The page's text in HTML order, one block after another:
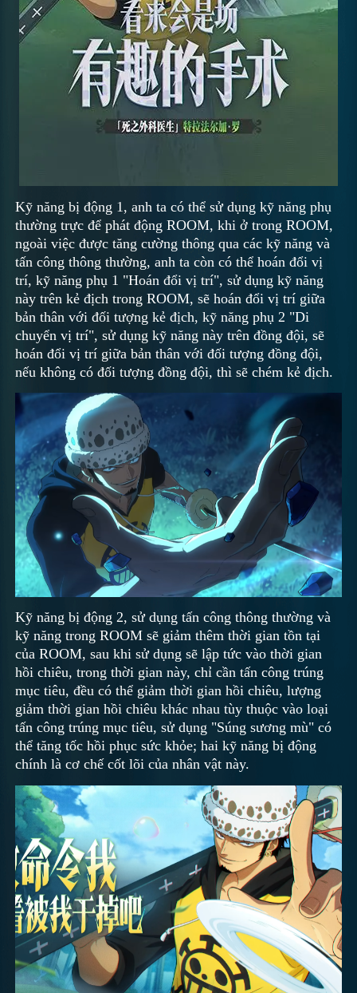
Kỹ năng bị động 1, anh ta có thể sử dụng kỹ năng phụ
thường trực để phát động ROOM, khi ở trong ROOM,
ngoài việc được tăng cường thông qua các kỹ năng và
tấn công thông thường, anh ta còn có thể hoán đổi vị
trí, kỹ năng phụ 1 "Hoán đổi vị trí", sử dụng kỹ năng
này trên kẻ địch trong ROOM, sẽ hoán đổi vị trí giữa
bản thân với đối tượng kẻ địch, kỹ năng phụ 2 "Di
chuyển vị trí", sử dụng kỹ năng này trên đồng đội, sẽ
hoán đổi vị trí giữa bản thân với đối tượng đồng đội,
nếu không có đối tượng đồng đội, thì sẽ chém kẻ địch.
Kỹ năng bị động 2, sử dụng tấn công thông thường và
kỹ năng trong ROOM sẽ giảm thêm thời gian tồn tại
của ROOM, sau khi sử dụng sẽ lập tức vào thời gian
hồi chiêu, trong thời gian này, chỉ cần tấn công trúng
mục tiêu, đều có thể giảm thời gian hồi chiêu, lượng
giảm thời gian hồi chiêu khác nhau tùy thuộc vào loại
tấn công trúng mục tiêu, sử dụng "Súng sương mù" có
thể tăng tốc hồi phục sức khỏe; hai kỹ năng bị động
chính là cơ chế cốt lõi của nhân vật này.